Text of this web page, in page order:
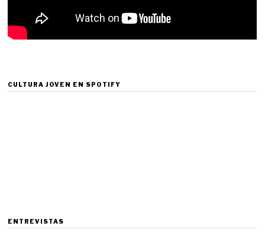
CULTURA JOVEN EN SPOTIFY
ENTREVISTAS